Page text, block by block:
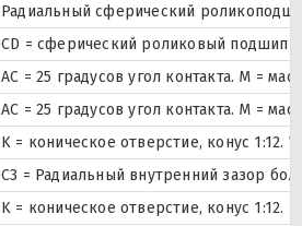
Радиальный сферический
CD = сферический роликовый
AC = 25 градусов угол контакта. M =
AC = 25 градусов угол контакта. M =
K = коническое отверстие, конус
C3 = Радиальный внутренний зазор
K = коническое отверстие, конус